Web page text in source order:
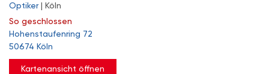
Optiker| Köln
So geschlossen
Hohenstaufenring 72
50674 Köln
Kartenansicht öffnen